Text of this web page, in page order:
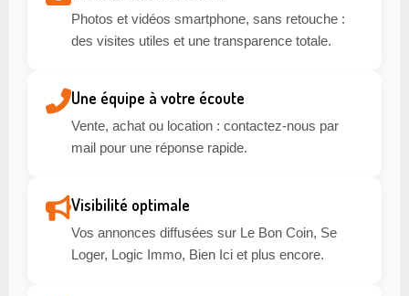
Photos et vidéos smartphone, sans retouche :
des visites utiles et une transparence totale.
Une équipe à votre écoute
Vente, achat ou location : contactez-nous par
mail pour une réponse rapide.
Visibilité optimale
Vos annonces diffusées sur Le Bon Coin, Se
Loger, Logic Immo, Bien Ici et plus encore.